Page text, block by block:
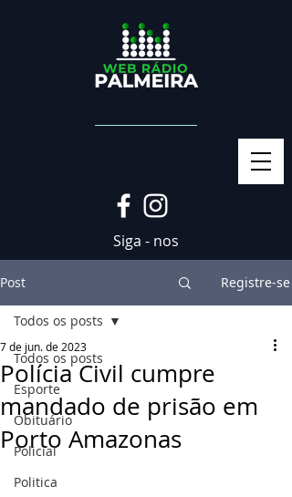
Siga - nos
Post Registre-se
Todos os posts
Esporte
Obituário
Policial
Politica
Todos os posts
Polícia Civil cumpre
mandado de prisão em
Porto Amazonas
7 de jun. de 2023